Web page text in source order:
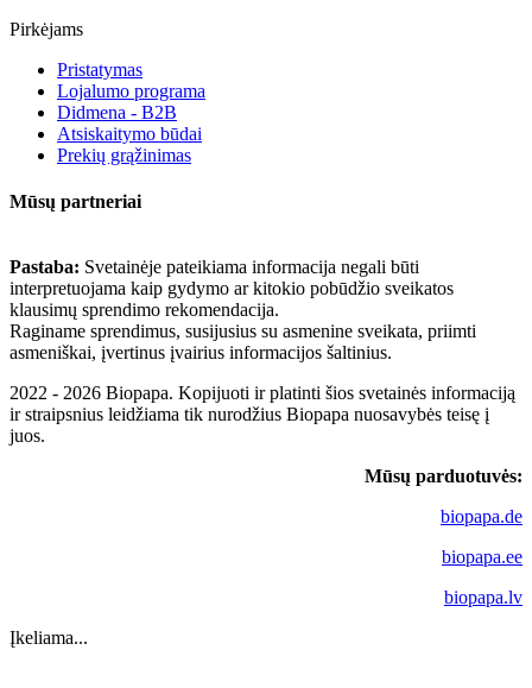
Pirkėjams
Pristatymas
Lojalumo programa
Didmena - B2B
Atsiskaitymo būdai
Prekių grąžinimas
Mūsų partneriai
Pastaba: Svetainėje pateikiama informacija negali būti
interpretuojama kaip gydymo ar kitokio pobūdžio sveikatos
klausimų sprendimo rekomendacija.
Raginame sprendimus, susijusius su asmenine sveikata, priimti
asmeniškai, įvertinus įvairius informacijos šaltinius.
2022 - 2026 Biopapa. Kopijuoti ir platinti šios svetainės informaciją
ir straipsnius leidžiama tik nurodžius Biopapa nuosavybės teisę į
juos.
Mūsų parduotuvės:
biopapa.de
biopapa.ee
biopapa.lv
Įkeliama...